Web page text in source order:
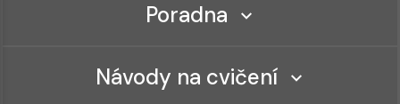
Poradna
Návody na cvičení